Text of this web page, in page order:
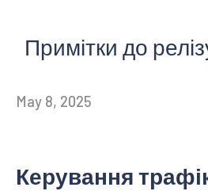
Примітки до
May 8, 2025
Керування